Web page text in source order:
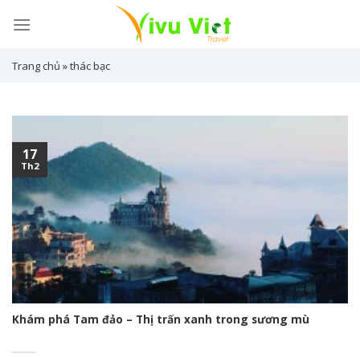
Trang chủ »thác bạc
Khám phá Tam đảo – Thị trấn xanh trong sương mù
17
Th2